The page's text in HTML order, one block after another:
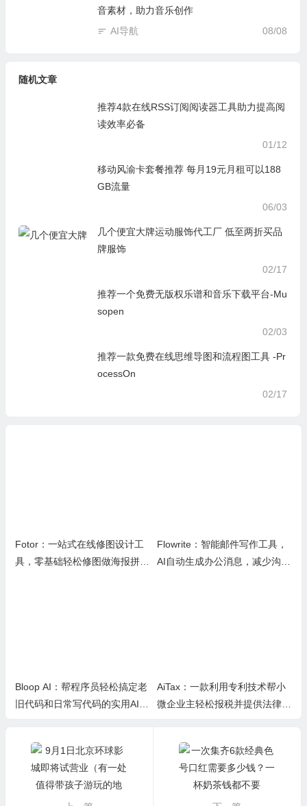
音素材，助力音乐创作
08/08
AI导航
随机文章
推荐4款在线RSS订阅阅读器工具助力提高阅
读效率必备
01/12
移动风渝卡套餐推荐 每月19元月租可以188
GB流量
06/03
几个便宜大牌运动服饰代工厂 低至两折买品
牌服饰
02/17
推荐一个免费无版权乐谱和音乐下载平台-Mu
sopen
02/03
推荐一款免费在线思维导图和流程图工具 -Pr
ocessOn
02/17
Fotor：一站式在线修图设计工
具，零基础轻松修图做海报拼图
Flowrite：智能邮件写作工具，
AI自动生成办公消息，减少沟通
Bloop AI：帮程序员轻松搞定老
旧代码和日常写代码的实用AI小
AiTax：一款利用专利技术帮小
微企业主轻松报税并提供法律保